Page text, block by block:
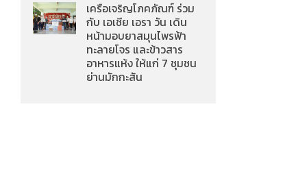
เครือเจริญโภคภัณฑ์ ร่วม
กับ เอเชีย เอรา วัน เดิน
หน้ามอบยาสมุนไพรฟ้า
ทะลายโจร และข้าวสาร
อาหารแห้ง ให้แก่ 7 ชุมชน
ย่านมักกะสัน